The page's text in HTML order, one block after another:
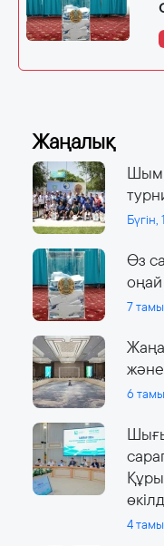
Жаңалық
Бүгін,
Өз
7
6
4